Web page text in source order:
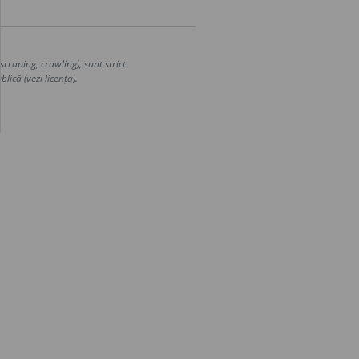
crawling), sunt strict
(vezi licența).